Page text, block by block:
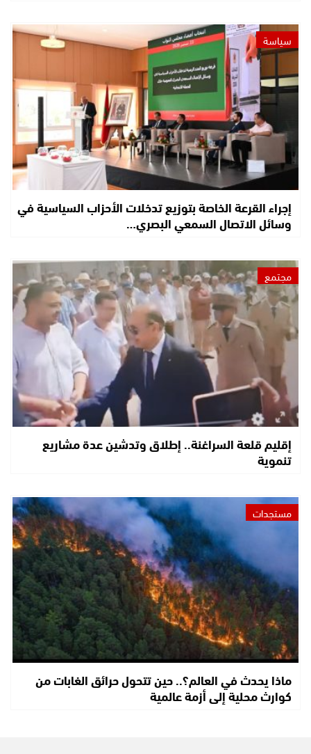
سياسة
إجراء القرعة الخاصة بتوزيع تدخلات الأحزاب السياسية في
وسائل الاتصال السمعي البصري…
مجتمع
إقليم قلعة السراغنة.. إطلاق وتدشين عدة مشاريع
تنموية
مستجدات
ماذا يحدث في العالم؟.. حين تتحول حرائق الغابات من
كوارث محلية إلى أزمة عالمية